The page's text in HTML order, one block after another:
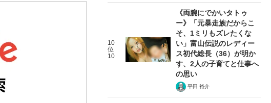
10
位
10
《両腕にでかいタトゥ
ー》「元暴走族だからこ
そ、1ミリもズレたくな
い」富山伝説のレディー
ス初代総長（36）が明か
す、2人の子育てと仕事へ
の思い
平田 裕介